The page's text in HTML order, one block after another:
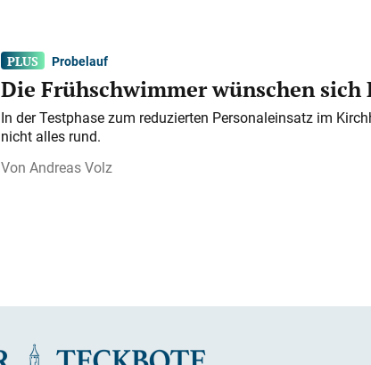
Probelauf
Die Frühschwimmer wünschen sich
In der Testphase zum reduzierten Personaleinsatz im
nicht alles rund.
Andreas Volz